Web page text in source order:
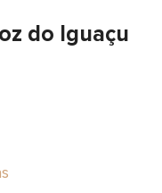
do Iguaçu